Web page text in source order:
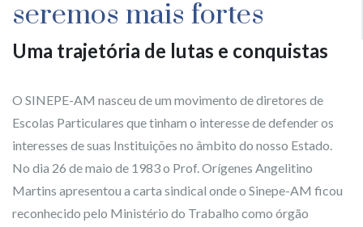
seremos mais fortes
Uma trajetória de lutas e conquistas
O SINEPE-AM nasceu de um movimento de diretores de
Escolas Particulares que tinham o interesse de defender os
interesses de suas Instituições no âmbito do nosso Estado.
No dia 26 de maio de 1983 o Prof. Orígenes Angelitino
Martins apresentou a carta sindical onde o Sinepe-AM ficou
reconhecido pelo Ministério do Trabalho como órgão